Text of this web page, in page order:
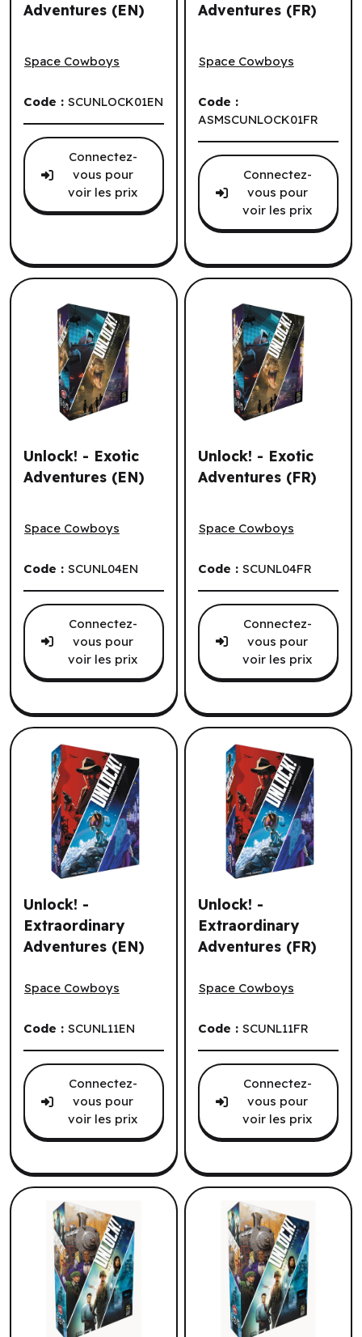
Adventures (EN)
Space Cowboys
Code : SCUNLOCK01EN
Connectez-
vous pour
voir les prix
Adventures (FR)
Space Cowboys
Code :
ASMSCUNLOCK01FR
Connectez-
vous pour
voir les prix
Unlock! - Exotic
Adventures (EN)
Space Cowboys
Code : SCUNL04EN
Connectez-
vous pour
voir les prix
Unlock! - Exotic
Adventures (FR)
Space Cowboys
Code : SCUNL04FR
Connectez-
vous pour
voir les prix
Unlock! -
Extraordinary
Adventures (EN)
Space Cowboys
Code : SCUNL11EN
Connectez-
vous pour
voir les prix
Unlock! -
Extraordinary
Adventures (FR)
Space Cowboys
Code : SCUNL11FR
Connectez-
vous pour
voir les prix